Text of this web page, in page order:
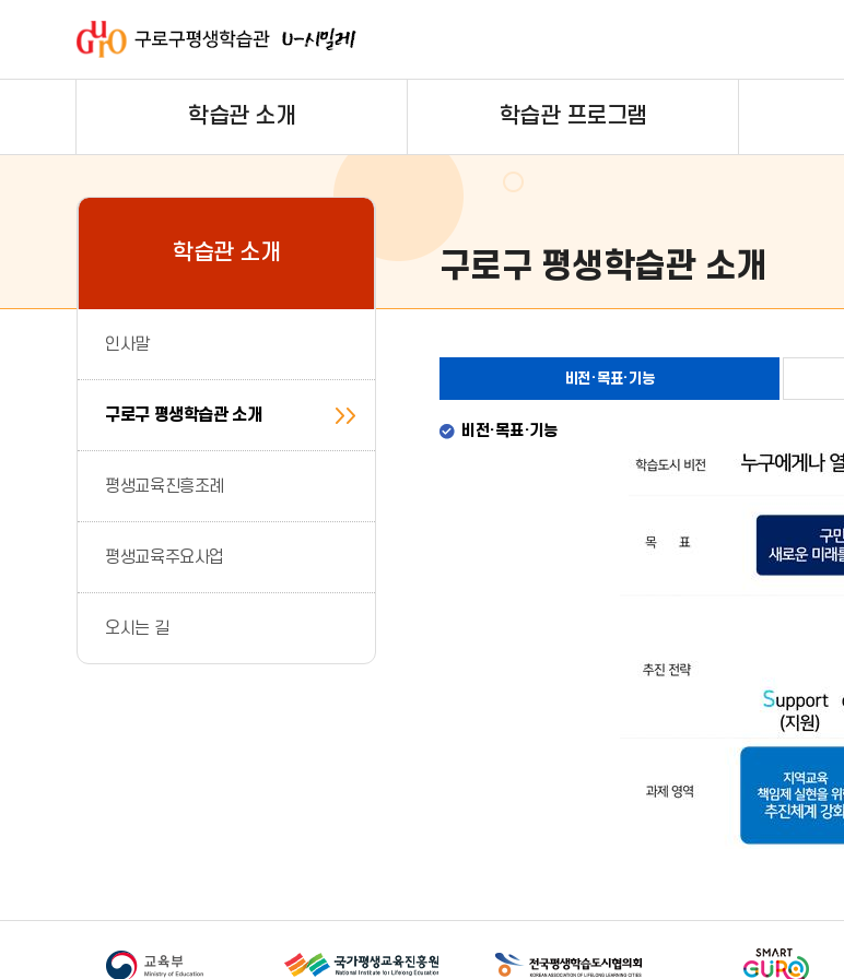
학습관 소개 학습관 프로그램
학습관 소개
인사말
구로구 평생학습관 소개
평생교육진흥조례
평생교육주요사업
오시는 길
구로구 평생학습관 소개
비전·목표·기능
비전·목표·기능